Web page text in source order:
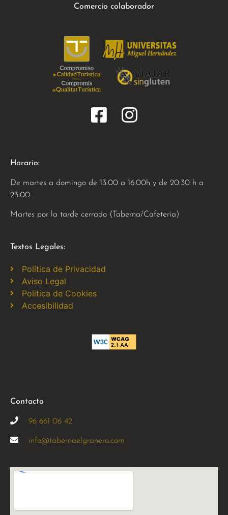
Comercio colaborador
Horario:
De martes a domingo de 13:00 a 16:00h y de 20:30 h a
23:00.
Martes por la tarde cerrado (Taberna/Cafetería)
Textos Legales:
Política de Privacidad
Aviso Legal
Politica de Cookies
Accesibilidad
Contacto
96 661 06 42
info@tabernaelgranero.com